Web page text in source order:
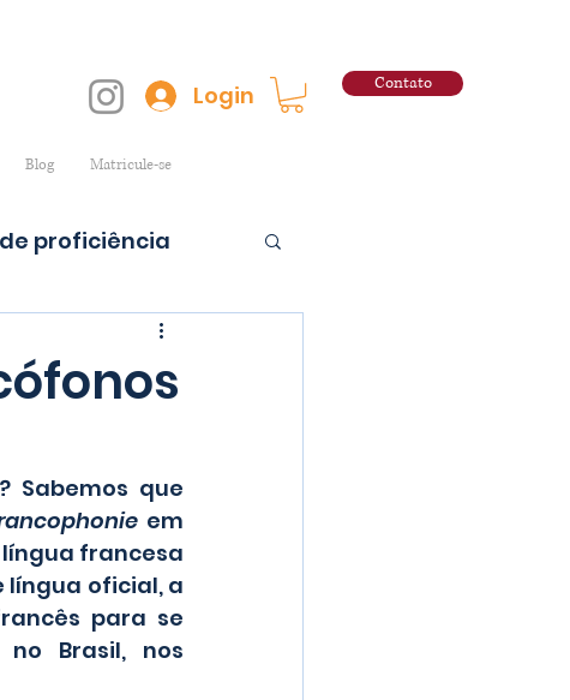
Login Contato
Blog Matricule-se
proficiência
? Sabemos que
em
francesa
língua oficial, a
para se
Brasil, nos